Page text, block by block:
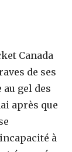
Canada
de ses
au gel des
après que
à